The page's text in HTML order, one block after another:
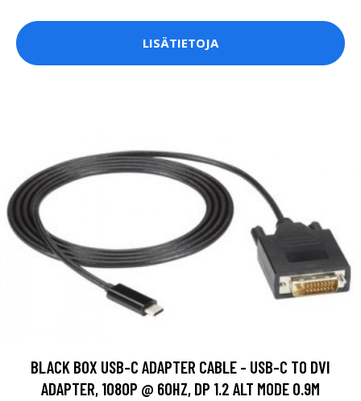
LISÄTIETOJA
BLACK BOX USB-C ADAPTER CABLE - USB-C TO DVI
ADAPTER, 1080P @ 60HZ, DP 1.2 ALT MODE 0.9M